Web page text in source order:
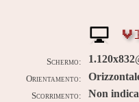
Schermo: 1.120x832
Orientamento:
Scorrimento: Non